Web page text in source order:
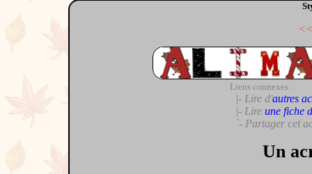
Liens connexes :
|- Lire d'autres
|- Lire une fiche
`- Partager cet
Un